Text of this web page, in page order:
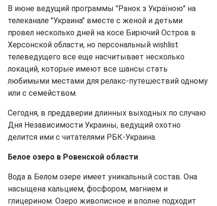
В июне ведущий программы "Ранок з Україною" на
телеканале "Украина" вместе с женой и детьми
провел несколько дней на косе Бирючий Остров в
Херсонской области, но персональный wishlist
телеведущего все еще насчитывает несколько
локаций, которые имеют все шансы стать
любимыми местами для релакс-путешествий одному
или с семейством.
Сегодня, в преддверии длинных выходных по случаю
Дня Независимости Украины, ведущий охотно
делится ими с читателями РБК-Украина.
Белое озеро в Ровенской области
Вода в Белом озере имеет уникальный состав. Она
насыщена кальцием, фосфором, магнием и
глицерином. Озеро живописное и вполне подходит